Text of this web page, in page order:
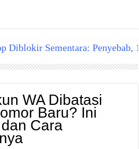
Diblokir Sementara:
WA Dibatasi
Baru? Ini
Cara